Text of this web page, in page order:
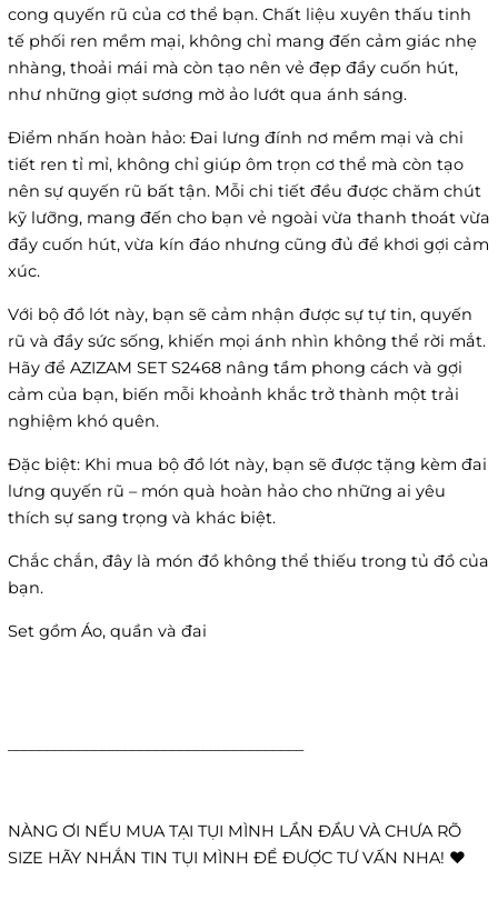
cong quyến rũ của cơ thể bạn. Chất liệu xuyên thấu tinh
tế phối ren mềm mại, không chỉ mang đến cảm giác nhẹ
nhàng, thoải mái mà còn tạo nên vẻ đẹp đầy cuốn hút,
như những giọt sương mờ ảo lướt qua ánh sáng.
Điểm nhấn hoàn hảo: Đai lưng đính nơ mềm mại và chi
tiết ren tỉ mỉ, không chỉ giúp ôm trọn cơ thể mà còn tạo
nên sự quyến rũ bất tận. Mỗi chi tiết đều được chăm chút
kỹ lưỡng, mang đến cho bạn vẻ ngoài vừa thanh thoát vừa
đầy cuốn hút, vừa kín đáo nhưng cũng đủ để khơi gợi cảm
xúc.
Với bộ đồ lót này, bạn sẽ cảm nhận được sự tự tin, quyến
rũ và đầy sức sống, khiến mọi ánh nhìn không thể rời mắt.
Hãy để AZIZAM SET S2468 nâng tầm phong cách và gợi
cảm của bạn, biến mỗi khoảnh khắc trở thành một trải
nghiệm khó quên.
Đặc biệt: Khi mua bộ đồ lót này, bạn sẽ được tặng kèm đai
lưng quyến rũ – món quà hoàn hảo cho những ai yêu
thích sự sang trọng và khác biệt.
Chắc chắn, đây là món đồ không thể thiếu trong tủ đồ của
bạn.
Set gồm Áo, quần và đai
NÀNG ƠI NẾU MUA TẠI TỤI MÌNH LẦN ĐẦU VÀ CHƯA RÕ
SIZE HÃY NHẮN TIN TỤI MÌNH ĐỂ ĐƯỢC TƯ VẤN NHA! ❤️